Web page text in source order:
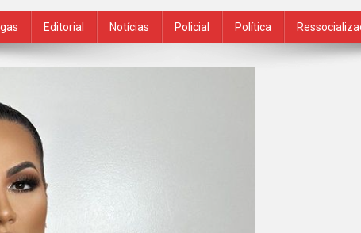
Editorial Notícias Policial Política